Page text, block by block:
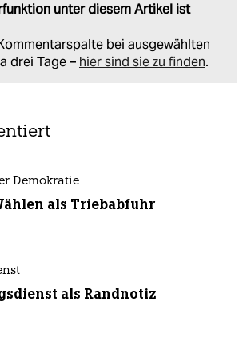
unter diesem Artikel ist
bei ausgewählten
drei Tage – hier sind sie zu finden.
Demokratie
als Triebabfuhr
als Randnotiz